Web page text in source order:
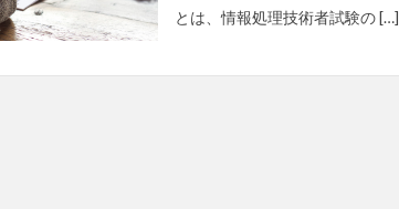
とは、情報処理技術者試験の […]